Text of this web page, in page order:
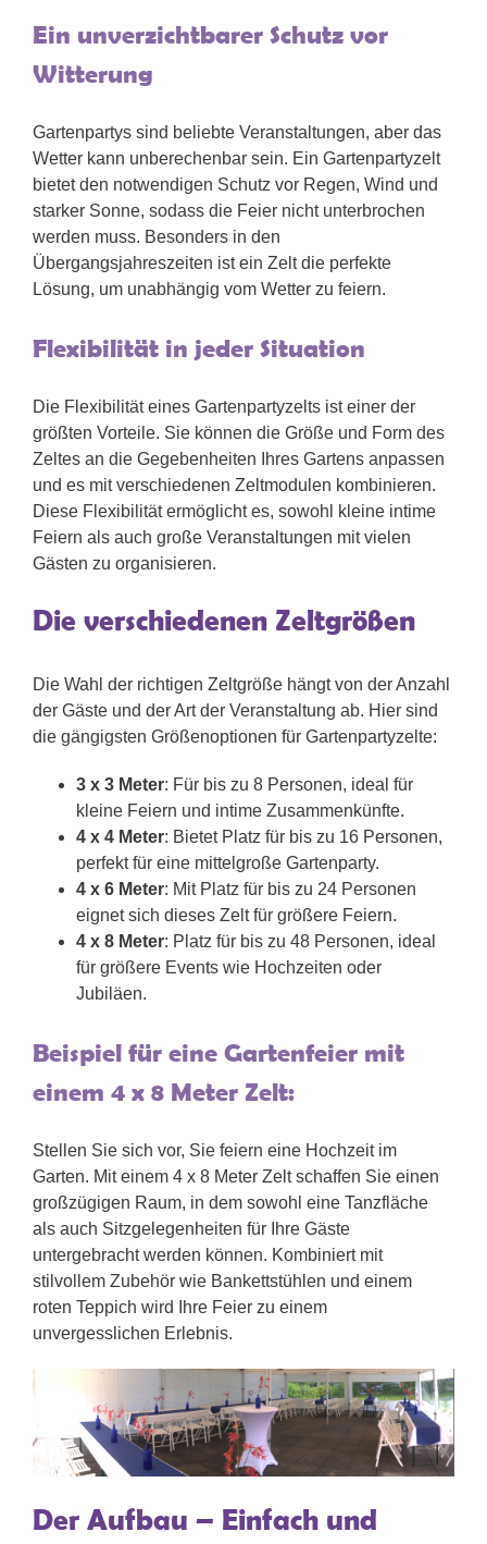
Ein unverzichtbarer Schutz vor
Witterung
Gartenpartys sind beliebte Veranstaltungen, aber das
Wetter kann unberechenbar sein. Ein Gartenpartyzelt
bietet den notwendigen Schutz vor Regen, Wind und
starker Sonne, sodass die Feier nicht unterbrochen
werden muss. Besonders in den
Übergangsjahreszeiten ist ein Zelt die perfekte
Lösung, um unabhängig vom Wetter zu feiern.
Flexibilität in jeder Situation
Die Flexibilität eines Gartenpartyzelts ist einer der
größten Vorteile. Sie können die Größe und Form des
Zeltes an die Gegebenheiten Ihres Gartens anpassen
und es mit verschiedenen Zeltmodulen kombinieren.
Diese Flexibilität ermöglicht es, sowohl kleine intime
Feiern als auch große Veranstaltungen mit vielen
Gästen zu organisieren.
Die verschiedenen Zeltgrößen
Die Wahl der richtigen Zeltgröße hängt von der Anzahl
der Gäste und der Art der Veranstaltung ab. Hier sind
die gängigsten Größenoptionen für Gartenpartyzelte:
3 x 3 Meter: Für bis zu 8 Personen, ideal für
kleine Feiern und intime Zusammenkünfte.
4 x 4 Meter: Bietet Platz für bis zu 16 Personen,
perfekt für eine mittelgroße Gartenparty.
4 x 6 Meter: Mit Platz für bis zu 24 Personen
eignet sich dieses Zelt für größere Feiern.
4 x 8 Meter: Platz für bis zu 48 Personen, ideal
für größere Events wie Hochzeiten oder
Jubiläen.
Beispiel für eine Gartenfeier mit
einem 4 x 8 Meter Zelt:
Stellen Sie sich vor, Sie feiern eine Hochzeit im
Garten. Mit einem 4 x 8 Meter Zelt schaffen Sie einen
großzügigen Raum, in dem sowohl eine Tanzfläche
als auch Sitzgelegenheiten für Ihre Gäste
untergebracht werden können. Kombiniert mit
stilvollem Zubehör wie Bankettstühlen und einem
roten Teppich wird Ihre Feier zu einem
unvergesslichen Erlebnis.
Der Aufbau – Einfach und